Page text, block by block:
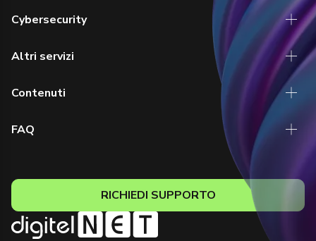
Cybersecurity
Altri servizi
Contenuti
FAQ
RICHIEDI SUPPORTO